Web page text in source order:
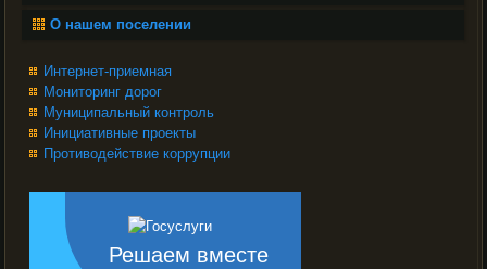
О нашем поселении
Интернет-приемная
Мониторинг дорог
Муниципальный контроль
Инициативные проекты
Противодействие коррупции
Решаем вместе